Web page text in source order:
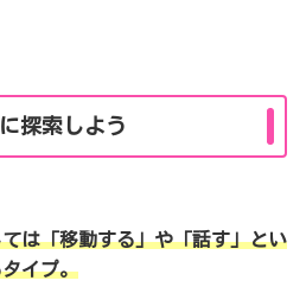
探索しよう
は「移動する」や「話す」とい
イプ。